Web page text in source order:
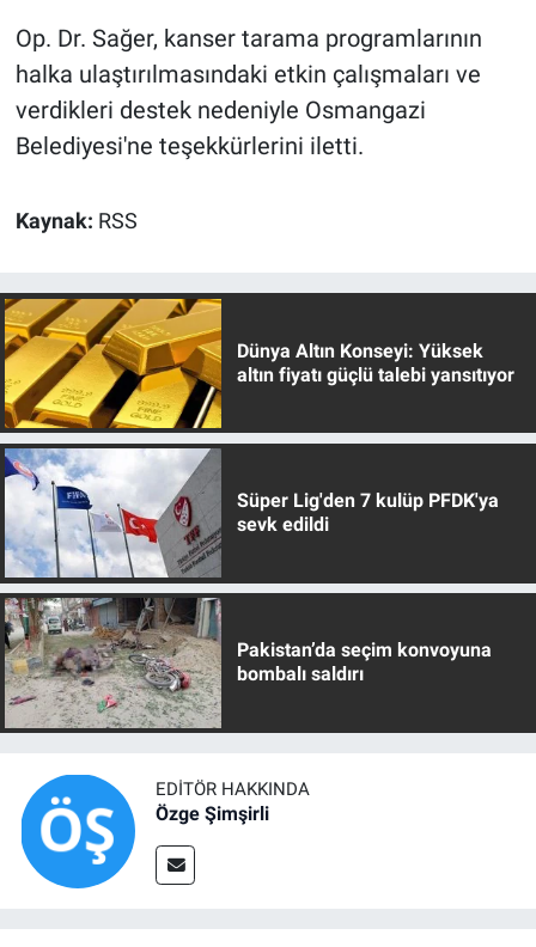
Op. Dr. Sağer, kanser tarama programlarının
halka ulaştırılmasındaki etkin çalışmaları ve
verdikleri destek nedeniyle Osmangazi
Belediyesi'ne teşekkürlerini iletti.
Kaynak: RSS
Dünya Altın Konseyi: Yüksek
altın fiyatı güçlü talebi yansıtıyor
Süper Lig'den 7 kulüp PFDK'ya
sevk edildi
Pakistan’da seçim konvoyuna
bombalı saldırı
EDITÖR HAKKINDA
Özge Şimşirli